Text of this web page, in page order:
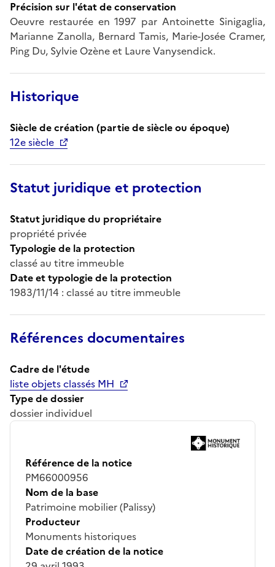
Précision sur l'état de conservation
Oeuvre restaurée en 1997 par Antoinette Sinigaglia,
Marianne Zanolla, Bernard Tamis, Marie-Josée Cramer,
Ping Du, Sylvie Ozène et Laure Vanysendick.
Historique
Siècle de création (partie de siècle ou époque)
12e siècle
Statut juridique et protection
Statut juridique du propriétaire
propriété privée
Typologie de la protection
classé au titre immeuble
Date et typologie de la protection
1983/11/14 : classé au titre immeuble
Références documentaires
Cadre de l'étude
liste objets classés MH
Type de dossier
dossier individuel
Référence de la notice
PM66000956
Nom de la base
Patrimoine mobilier (Palissy)
Producteur
Monuments historiques
Date de création de la notice